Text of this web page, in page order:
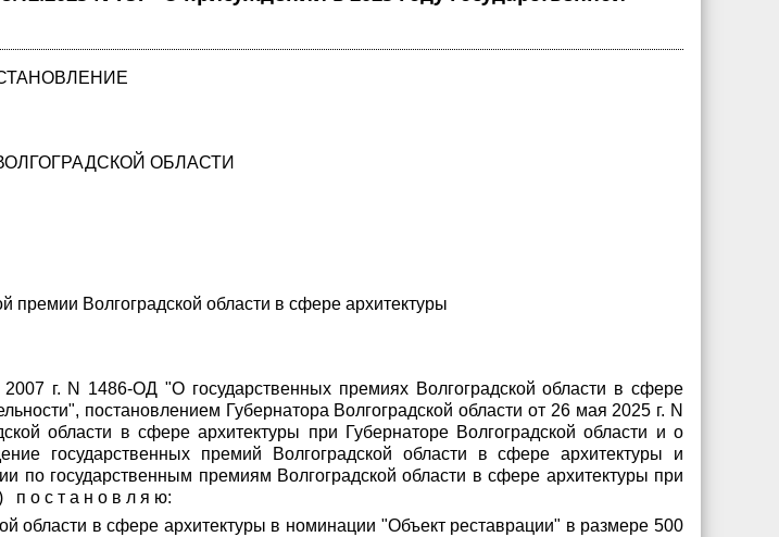
ОБЛАСТИ
премии Волгоградской области в сфере архитектуры
г. N 1486-ОД "О государственных премиях Волгоградской области в сфере
постановлением Губернатора Волгоградской области от 26 мая 2025 г. N
области в сфере архитектуры при Губернаторе Волгоградской области и о
государственных премий Волгоградской области в сфере архитектуры и
по государственным премиям Волгоградской области в сфере архитектуры при
п о с т а н о в л я ю:
области в сфере архитектуры в номинации "Объект реставрации" в размере 500